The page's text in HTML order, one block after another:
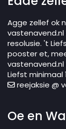
Agge zellef ok
resolusie. 't
pooster et,
Liefst minimaal
reejaksie @
Oe en Wa